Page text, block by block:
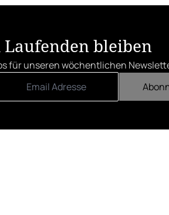
Laufenden bleiben
für unseren wöchentlichen